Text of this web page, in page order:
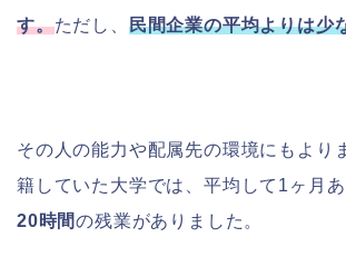
す。ただし、 民間企業の平均よりは少
その人の能力や配属先の環境にもより
籍していた大学では、平均して1ヶ月あ
20時間の残業がありました。